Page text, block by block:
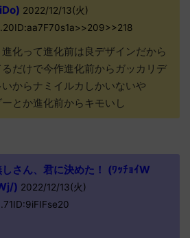
2022/12/13(火)
化って進化前は良デザインだから
だけで今作進化前からガッカリデ
からナミイルカしかいないや
とか進化前からキモいし
さん、君に決めた！ (ﾜｯﾁｮｲW
) 2022/12/13(火)